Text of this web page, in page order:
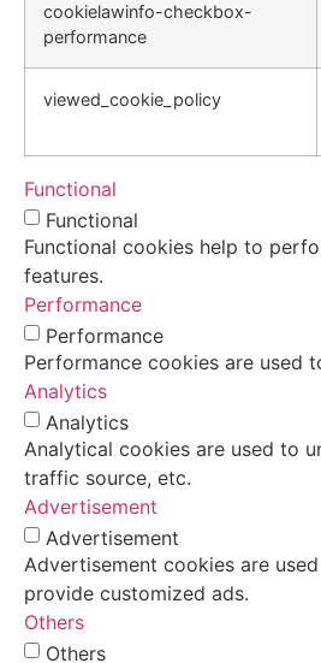
cookielawinfo-checkbox-
performance
viewed_cookie_policy
Functional
Functional
Functional cookies help to
features.
Performance
Performance
Performance cookies are used
Analytics
Analytics
Analytical cookies are used to
traffic source, etc.
Advertisement
Advertisement
Advertisement cookies are
provide customized ads.
Others
Others